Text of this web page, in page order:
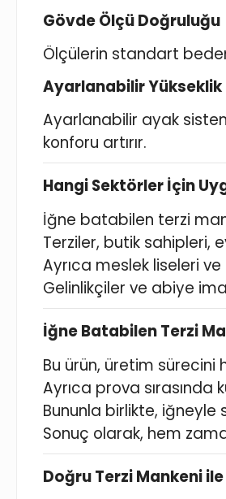
Gövde Ölçü Doğruluğu
Ölçülerin standart
Ayarlanabilir Yükseklik
Ayarlanabilir ayak
konforu artırır.
Hangi Sektörler İçin
İğne batabilen terzi
Terziler, butik sahipleri,
Ayrıca meslek liseleri
Gelinlikçiler ve abiye
İğne Batabilen Terzi
Bu ürün, üretim sürecini
Ayrıca prova
Bununla birlikte,
Sonuç olarak, hem
Doğru Terzi Mankeni